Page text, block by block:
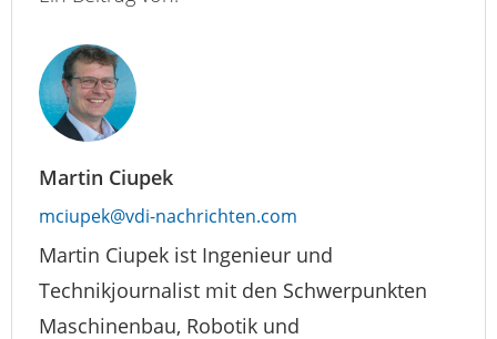
Martin Ciupek
mciupek@vdi-nachrichten.com
Martin Ciupek ist Ingenieur und
Technikjournalist mit den Schwerpunkten
Maschinenbau, Robotik und